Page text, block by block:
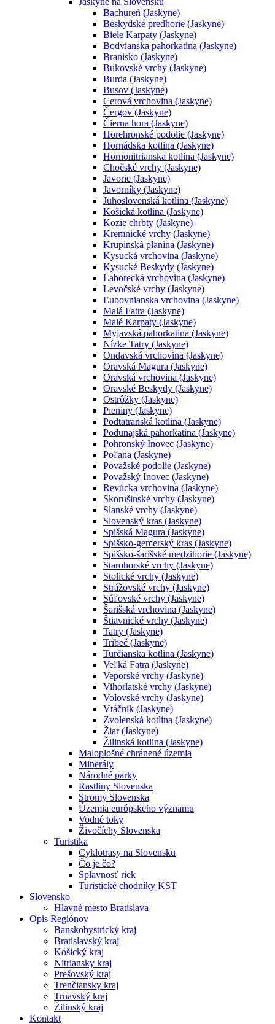
Bachureň (Jaskyne)
Beskydské predhorie (Jaskyne)
Biele Karpaty (Jaskyne)
Bodvianska pahorkatina (Jaskyne)
Branisko (Jaskyne)
Bukovské vrchy (Jaskyne)
Burda (Jaskyne)
Busov (Jaskyne)
Cerová vrchovina (Jaskyne)
Čergov (Jaskyne)
Čierna hora (Jaskyne)
Horehronské podolie (Jaskyne)
Hornádska kotlina (Jaskyne)
Hornonitrianska kotlina (Jaskyne)
Chočské vrchy (Jaskyne)
Javorie (Jaskyne)
Javorníky (Jaskyne)
Juhoslovenská kotlina (Jaskyne)
Košická kotlina (Jaskyne)
Kozie chrbty (Jaskyne)
Kremnické vrchy (Jaskyne)
Krupinská planina (Jaskyne)
Kysucká vrchovina (Jaskyne)
Kysucké Beskydy (Jaskyne)
Laborecká vrchovina (Jaskyne)
Levočské vrchy (Jaskyne)
Ľubovnianska vrchovina (Jaskyne)
Malá Fatra (Jaskyne)
Malé Karpaty (Jaskyne)
Myjavská pahorkatina (Jaskyne)
Nízke Tatry (Jaskyne)
Ondavská vrchovina (Jaskyne)
Oravská Magura (Jaskyne)
Oravská vrchovina (Jaskyne)
Oravské Beskydy (Jaskyne)
Ostrôžky (Jaskyne)
Pieniny (Jaskyne)
Podtatranská kotlina (Jaskyne)
Podunajská pahorkatina (Jaskyne)
Pohronský Inovec (Jaskyne)
Poľana (Jaskyne)
Považské podolie (Jaskyne)
Považský Inovec (Jaskyne)
Revúcka vrchovina (Jaskyne)
Skorušinské vrchy (Jaskyne)
Slanské vrchy (Jaskyne)
Slovenský kras (Jaskyne)
Spišská Magura (Jaskyne)
Spišsko-gemerský kras (Jaskyne)
Spišsko-šarišské medzihorie (Jaskyne)
Starohorské vrchy (Jaskyne)
Stolické vrchy (Jaskyne)
Strážovské vrchy (Jaskyne)
Súľovské vrchy (Jaskyne)
Šarišská vrchovina (Jaskyne)
Štiavnické vrchy (Jaskyne)
Tatry (Jaskyne)
Tribeč (Jaskyne)
Turčianska kotlina (Jaskyne)
Veľká Fatra (Jaskyne)
Veporské vrchy (Jaskyne)
Vihorlatské vrchy (Jaskyne)
Volovské vrchy (Jaskyne)
Vtáčnik (Jaskyne)
Zvolenská kotlina (Jaskyne)
Žiar (Jaskyne)
Žilinská kotlina (Jaskyne)
Maloplošné chránené územia
Minerály
Národné parky
Rastliny Slovenska
Stromy Slovenska
Územia európskeho významu
Vodné toky
Živočíchy Slovenska
Turistika
Cyklotrasy na Slovensku
Čo je čo?
Splavnosť riek
Turistické chodníky KST
Slovensko
Hlavné mesto Bratislava
Opis Regiónov
Banskobystrický kraj
Bratislavský kraj
Košický kraj
Nitriansky kraj
Prešovský kraj
Trenčiansky kraj
Trnavský kraj
Žilinský kraj
Kontakt